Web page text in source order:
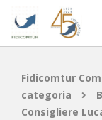
Fidicomtur
categoria
Consigliere